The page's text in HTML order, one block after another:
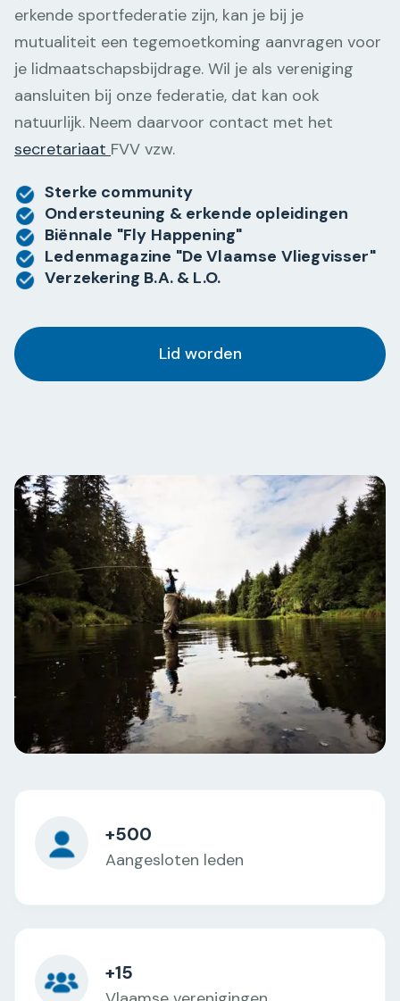
erkende sportfederatie zijn, kan je bij je
mutualiteit een tegemoetkoming aanvragen voor
je lidmaatschapsbijdrage. Wil je als vereniging
aansluiten bij onze federatie, dat kan ook
natuurlijk. Neem daarvoor contact met het
secretariaat FVV vzw.
Sterke community
Ondersteuning & erkende opleidingen
Biënnale "Fly Happening"
Ledenmagazine "De Vlaamse Vliegvisser"
Verzekering B.A. & L.O.
Lid worden
+500
Aangesloten leden
+15